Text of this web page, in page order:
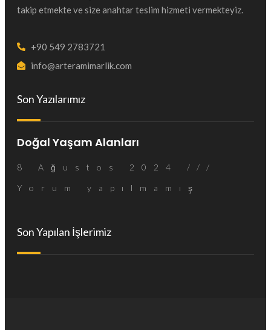
takip etmekte ve size anahtar teslim hizmeti vermekteyiz.
+90 549 2783721
info@arteramimarlik.com
Son Yazılarımız
Doğal Yaşam Alanları
8 Ağustos 2024
Yorum yapılmamış
Son Yapılan İşlerimiz